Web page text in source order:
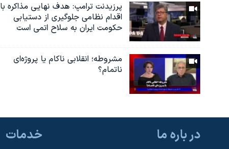
پرزیدنت ترامپ: هدف نهایی مذاکره با
اقدام نظامی جلوگیری از دستیابی
حکومت ایران به سلاح اتمی است
مشروطه؛ انقلابى ناكام یا پروژه‌ای
نا‌تمام؟
در باره ما خدمات